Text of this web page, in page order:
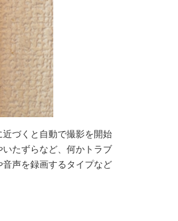
づくと自動で撮影を開始
たずらなど、何かトラブ
声を録画するタイプなど